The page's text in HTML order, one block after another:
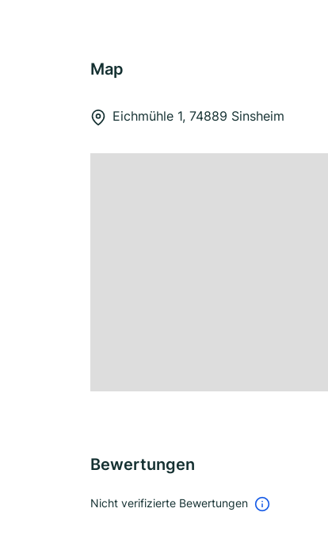
Map
Eichmühle 1, 74889 Sinsheim
Bewertungen
Nicht verifizierte Bewertungen